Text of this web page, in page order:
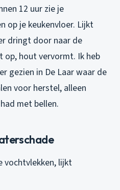
12 uur zie je
op je keukenvloer. Lijkt
dringt door naar de
op, hout vervormt. Ik heb
gezien in De Laar waar de
voor herstel, alleen
met bellen.
vochtvlekken, lijkt